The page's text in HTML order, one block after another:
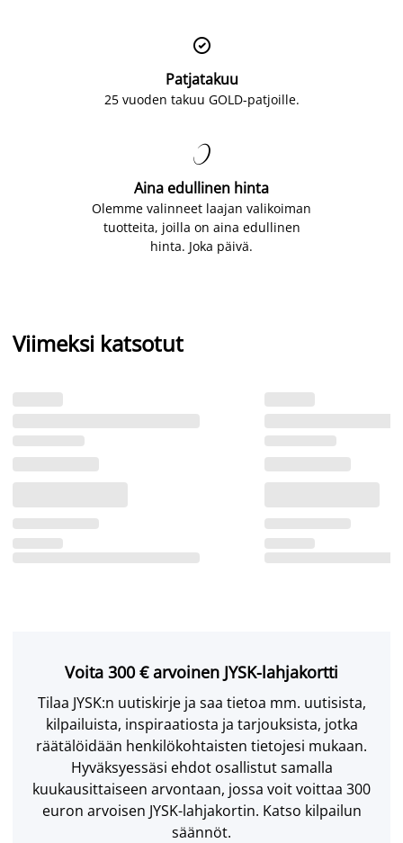

Patjatakuu
25 vuoden takuu GOLD-patjoille.

Aina edullinen hinta
Olemme valinneet laajan valikoiman
tuotteita, joilla on aina edullinen
hinta. Joka päivä.
Viimeksi katsotut
Voita 300 € arvoinen JYSK-lahjakortti
Tilaa JYSK:n uutiskirje ja saa tietoa mm. uutisista,
kilpailuista, inspiraatiosta ja tarjouksista, jotka
räätälöidään henkilökohtaisten tietojesi mukaan.
Hyväksyessäsi ehdot osallistut samalla
kuukausittaiseen arvontaan, jossa voit voittaa 300
euron arvoisen JYSK-lahjakortin. Katso kilpailun
säännöt.